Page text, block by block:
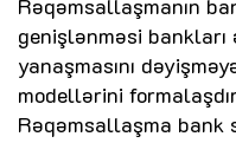
Rəqəmsallaşmanın
genişlənməsi bankları
yanaşmasını
modellərini
Rəqəmsallaşma bank